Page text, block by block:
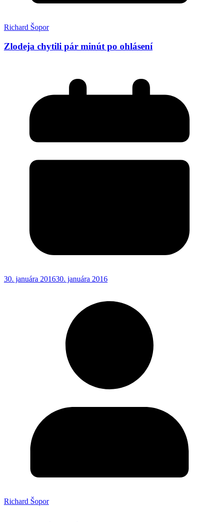
Richard Šopor
Zlodeja chytili pár minút po ohlásení
30. januára 201630. januára 2016
Richard Šopor